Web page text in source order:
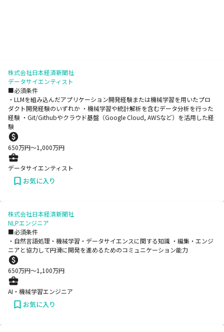
株式会社日本経済新聞社
データサイエンティスト
■必須条件
・LLMを組み込んだアプリケーション開発経験または機械学習を用いたプロ
ダクト開発経験のいずれか ・機械学習や統計解析を含むデータ分析を行った
経験 ・Git/Githubやクラウド基盤（Google Cloud, AWSなど）を活用した経
験
650万円〜1,000万円
データサイエンティスト
お気に入り
株式会社日本経済新聞社
NLPエンジニア
■必須条件
・自然言語処理・機械学習・データサイエンスに関する知識 ・編集・エンジ
ニアと協力して円滑に開発を進めるためのコミュニケーション能力
650万円〜1,100万円
AI・機械学習エンジニア
お気に入り